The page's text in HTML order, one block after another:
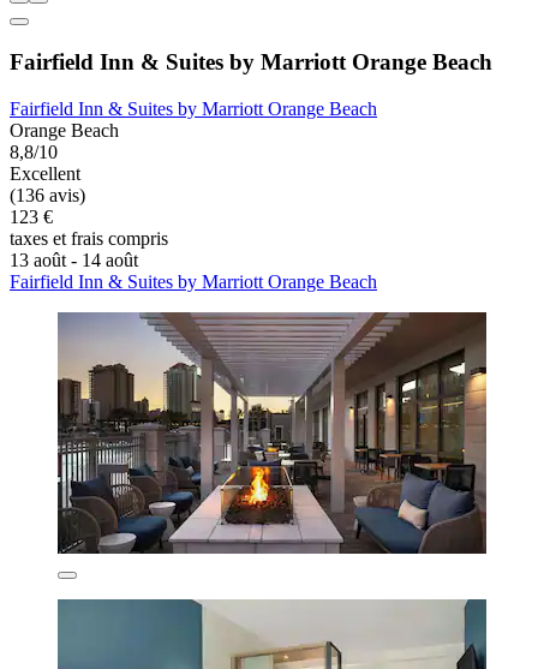
Fairfield Inn & Suites by Marriott Orange Beach
Fairfield Inn & Suites by Marriott Orange Beach
Orange Beach
8,8/10
Excellent
(136 avis)
123 €
taxes et frais compris
13 août - 14 août
Fairfield Inn & Suites by Marriott Orange Beach